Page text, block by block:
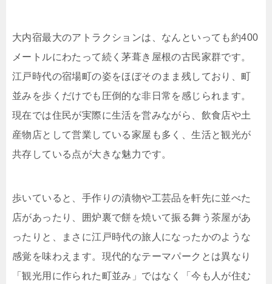
大内宿最大のアトラクションは、なんといっても約400
メートルにわたって続く茅葺き屋根の古民家群です。
江戸時代の宿場町の姿をほぼそのまま残しており、町
並みを歩くだけでも圧倒的な非日常を感じられます。
現在では住民が実際に生活を営みながら、飲食店や土
産物店として営業している家屋も多く、生活と観光が
共存している点が大きな魅力です。
歩いていると、手作りの漬物や工芸品を軒先に並べた
店があったり、囲炉裏で餅を焼いて振る舞う茶屋があ
ったりと、まさに江戸時代の旅人になったかのような
感覚を味わえます。現代的なテーマパークとは異なり
「観光用に作られた町並み」ではなく「今も人が住む